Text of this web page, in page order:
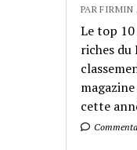
PAR FIRMIN
Le top
riches du
cette